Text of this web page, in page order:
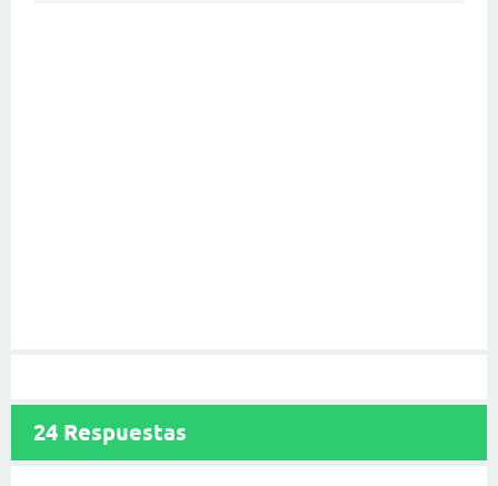
24 Respuestas